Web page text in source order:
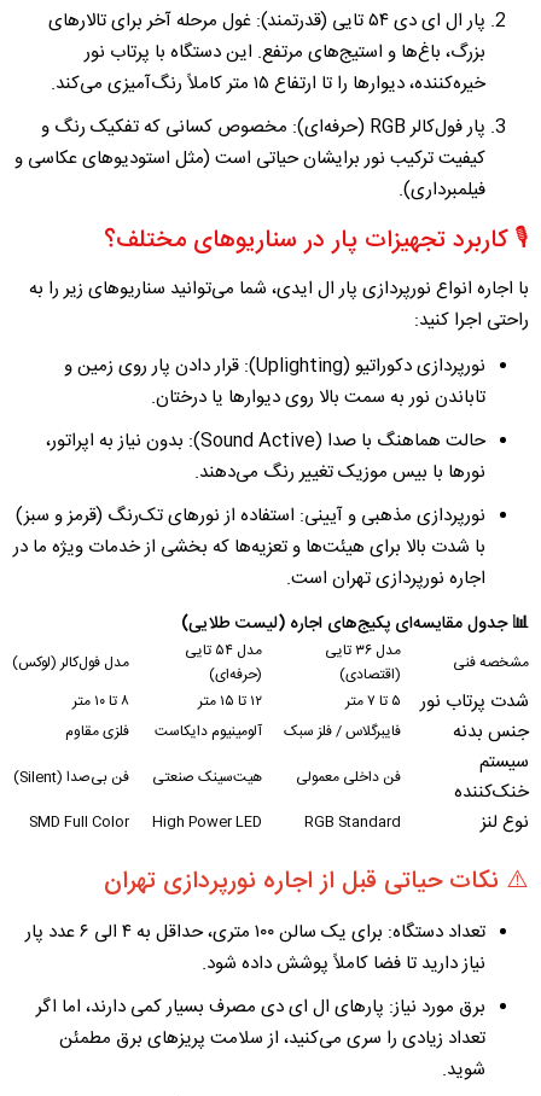
پار ال ای دی ۵۴ تایی (قدرتمند):
غول مرحله آخر برای تالارهای
بزرگ، باغ‌ها و استیج‌های مرتفع. این دستگاه با پرتاب نور
خیره‌کننده، دیوارها را تا ارتفاع ۱۵ متر کاملاً رنگ‌آمیزی می‌کند.
پار فول‌کالر RGB (حرفه‌ای):
مخصوص کسانی که تفکیک رنگ و
کیفیت ترکیب نور برایشان حیاتی است (مثل استودیوهای عکاسی و
فیلمبرداری).
🎙️ کاربرد تجهیزات پار در سناریوهای مختلف؟
با اجاره انواع نورپردازی پار ال ایدی، شما می‌توانید سناریوهای زیر را به
راحتی اجرا کنید:
نورپردازی دکوراتیو (Uplighting):
قرار دادن پار روی زمین و
تاباندن نور به سمت بالا روی دیوارها یا درختان.
حالت هماهنگ با صدا (Sound Active):
بدون نیاز به اپراتور،
نورها با بیس موزیک تغییر رنگ می‌دهند.
نورپردازی مذهبی و آیینی: استفاده از نورهای تک‌رنگ (قرمز و سبز)
با شدت بالا برای هیئت‌ها و تعزیه‌ها که بخشی از خدمات ویژه ما در
اجاره نورپردازی تهران است.
📊 جدول مقایسه‌ای پکیج‌های اجاره (لیست طلایی)
مشخصه فنی
مدل ۳۶ تایی
(اقتصادی)
مدل ۵۴ تایی
(حرفه‌ای)
مدل فول‌کالر (لوکس)
شدت پرتاب نور ۵ تا ۷ متر ۱۲ تا ۱۵ متر ۸ تا ۱۰ متر
جنس بدنه فایبرگلاس / فلز سبک آلومینیوم دایکاست فلزی مقاوم
سیستم
خنک‌کننده
فن داخلی معمولی هیت‌سینک صنعتی فن بی‌صدا (Silent)
نوع لنز RGB Standard
High Power LED
SMD Full Color
⚠️ نکات حیاتی قبل از اجاره نورپردازی تهران
تعداد دستگاه:
برای یک سالن ۱۰۰ متری، حداقل به ۴ الی ۶ عدد پار
نیاز دارید تا فضا کاملاً پوشش داده شود.
برق مورد نیاز: پار‌های ال ای دی مصرف بسیار کمی دارند، اما اگر
تعداد زیادی را سری می‌کنید، از سلامت پریزهای برق مطمئن
شوید.